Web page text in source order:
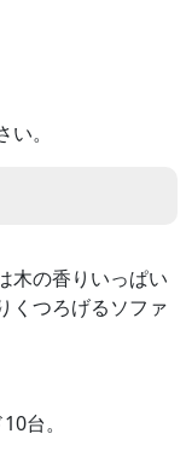
。
木の香りいっぱい
くつろげるソファ
台。